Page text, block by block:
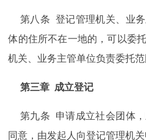
第八条 登记管理机关、业
体的住所不在一地的，可以委
机关、业务主管单位负责委托范
第三章 成立登记
第九条 申请成立社会团体
同意，由发起人向登记管理机关